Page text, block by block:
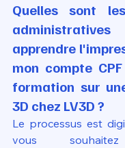
Quelles sont
apprendre
mon compte
formation sur
3D chez LV3D ?
Le processus est
vous